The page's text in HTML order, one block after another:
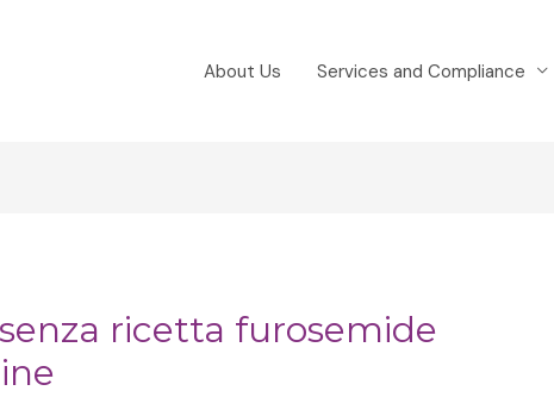
About Us Services and Compliance
ricetta furosemide